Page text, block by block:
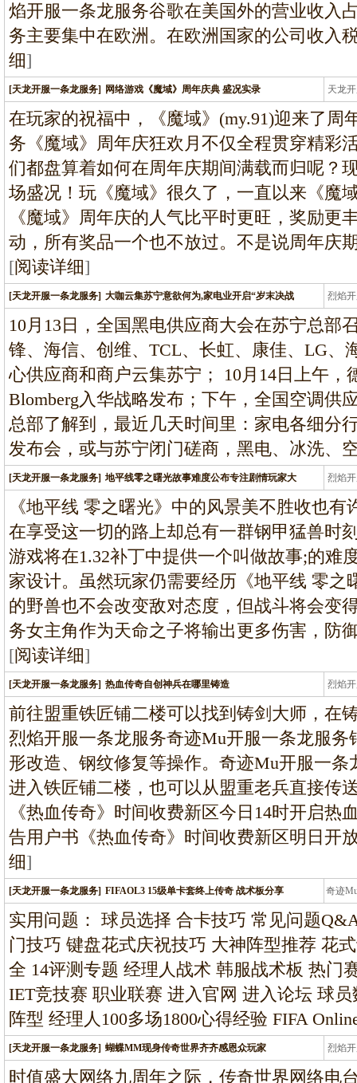
焰开服一条龙服务谷歌在美国外的营业收入
务主要集中在欧洲。在欧洲国家的公司收入
细]
[天龙开服一条龙服务] 网络游戏《魔域》周年庆典 盛况实录 天龙
龙
在玩家的祝福中，《魔域》(my.91)迎来了周
务《魔域》周年庆狂欢月不仅全程贯穿精彩
们都盘算着如何在周年庆期间满载而归呢？
场盛况！玩《魔域》很久了，一直以来《魔
《魔域》周年庆的人气比平时更旺，奖励更
动，所有奖品一个也不放过。不是说周年庆
[阅读详细]
[天龙开服一条龙服务] 大咖云集苏宁意欲何为,家电业开启“岁末决战 烈焰
龙
10月13日，全国黑电供应商大会在苏宁总部
锋、海信、创维、TCL、长虹、康佳、LG、
心供应商和商户云集苏宁； 10月14日上午，
Blomberg入华战略发布；下午，全国空调
总部了解到，最近几天时间里：家电各细分
发布会，或与苏宁闭门磋商，黑电、冰洗、
[天龙开服一条龙服务] 地平线零之曙光故事难度公布专注剧情玩家大 烈焰
龙
《地平线 零之曙光》中的风景美不胜收也
在享受这一切的路上却总有一群钢甲猛兽时
游戏将在1.32补丁中提供一个叫做故事;的难
家设计。虽然玩家仍需要经历《地平线 零之
的野兽也不会改变敌对态度，但战斗将会变
务女主角作为天命之子将输出更多伤害，防
[阅读详细]
[天龙开服一条龙服务] 热血传奇自创神兵在哪里铸造 烈焰
龙
前往盟重铁匠铺二楼可以找到铸剑大师，在
烈焰开服一条龙服务奇迹Mu开服一条龙服
形改造、钢纹修复等操作。奇迹Mu开服一
进入铁匠铺二楼，也可以从盟重老兵直接传
《热血传奇》时间收费新区今日14时开启热
告用户书《热血传奇》时间收费新区明日开
细]
[天龙开服一条龙服务] FIFAOL3 15级单卡套终上传奇 战术板分享 奇迹
条
实用问题： 球员选择 合卡技巧 常见问题
门技巧 键盘花式庆祝技巧 大神阵型推荐 花
全 14评测专题 经理人战术 韩服战术板 热门
IET竞技赛 职业联赛 进入官网 进入论坛 球
阵型 经理人100多场1800心得经验 FIFA
[天龙开服一条龙服务] 蝴蝶MM现身传奇世界齐齐感恩众玩家 烈焰
龙
时值盛大网络九周年之际，传奇世界网络电